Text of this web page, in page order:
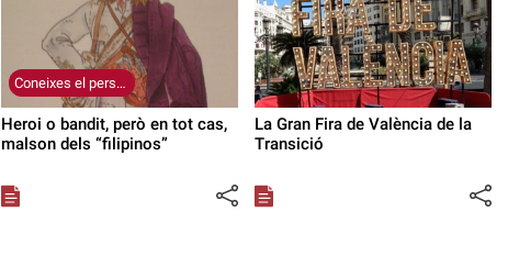
Coneixes el personatge? (99)
Heroi o bandit, però en tot cas,
malson dels “filipinos”
La Gran Fira de València de la
Transició